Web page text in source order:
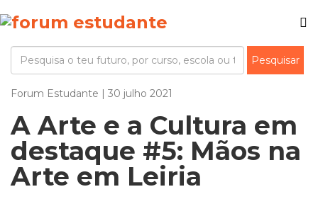
Forum Estudante | 30 julho 2021
A Arte e a Cultura em
destaque #5: Mãos na
Arte em Leiria